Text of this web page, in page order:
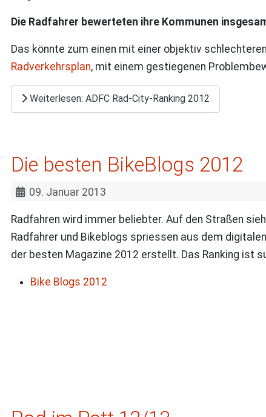
Die Radfahrer bewerteten ihre Kommunen
Das könnte zum einen mit einer objektiv
Radverkehrsplan, mit einem gestiegenen
Weiterlesen: ADFC Rad-City-Ranking 2012
Die besten BikeBlogs 2012
09. Januar 2013
Radfahren wird immer beliebter. Auf den Straßen
Radfahrer und Bikeblogs spriessen aus dem
der besten Magazine 2012 erstellt. Das Ranking ist
Bike Blogs 2012